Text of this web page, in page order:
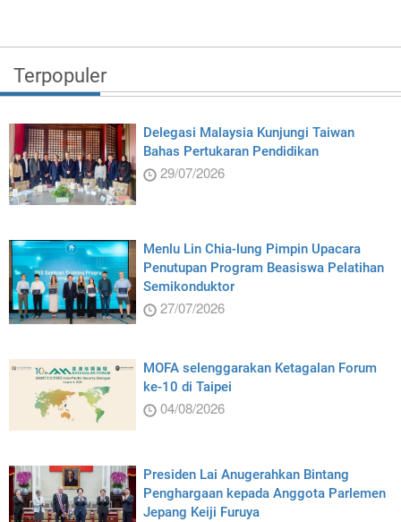
Terpopuler
Delegasi Malaysia Kunjungi Taiwan
Bahas Pertukaran Pendidikan
29/07/2026
Menlu Lin Chia-lung Pimpin Upacara
Penutupan Program Beasiswa Pelatihan
Semikonduktor
27/07/2026
MOFA selenggarakan Ketagalan Forum
ke-10 di Taipei
04/08/2026
Presiden Lai Anugerahkan Bintang
Penghargaan kepada Anggota Parlemen
Jepang Keiji Furuya